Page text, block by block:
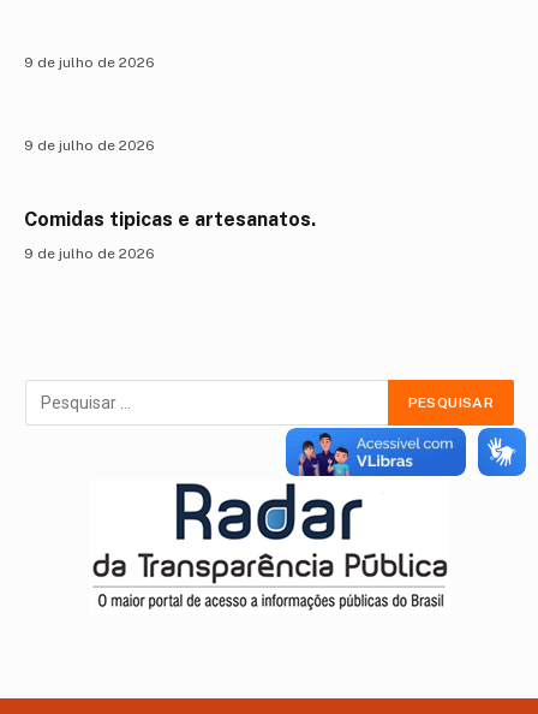
9 de julho de 2026
9 de julho de 2026
Comidas tipicas e artesanatos.
9 de julho de 2026